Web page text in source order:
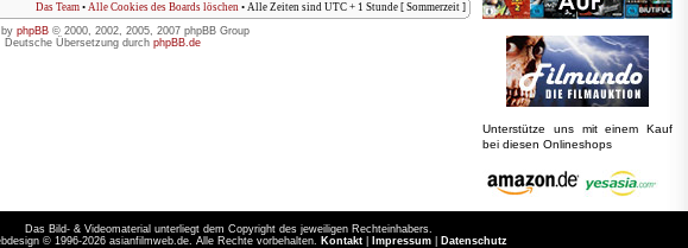
Das Team • Alle Cookies des Boards löschen • Alle Zeiten sind UTC + 1 Stunde [ Sommerzeit ]
by phpBB © 2000, 2002, 2005, 2007 phpBB Group
Deutsche Übersetzung durch phpBB.de
Unterstütze uns mit einem Kauf
bei diesen Onlineshops
Das Bild- & Videomaterial unterliegt dem Copyright des jeweiligen Rechteinhabers.
© 1996-2026 asianfilmweb.de. Alle Rechte vorbehalten. Kontakt Impressum Datenschutz